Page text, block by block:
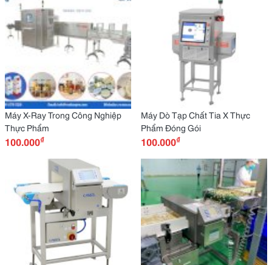
Máy X-Ray Trong Công Nghiệp
Thực Phẩm
100.000₫
Máy Dò Tạp Chất Tia X Thực
Phẩm Đóng Gói
100.000₫